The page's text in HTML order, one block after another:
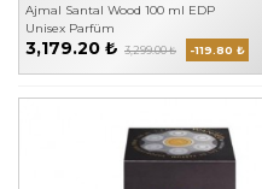
Ajmal Santal Wood 100 ml EDP
Unisex Parfüm
3,179.20 ₺ 3,299.00 ₺ -119.80 ₺